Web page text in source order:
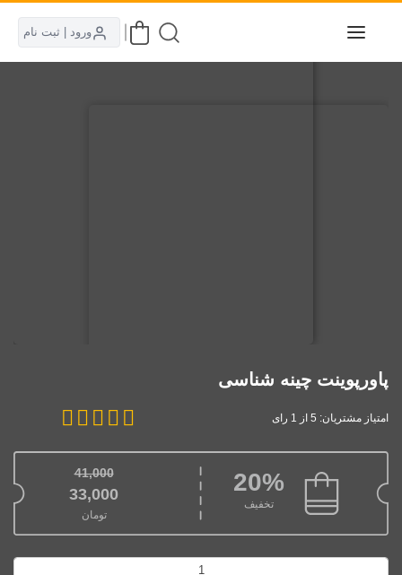
ورود | ثبت نام
پاورپوینت چینه شناسی
امتیاز مشتریان: 5 از 1 رای
20%
تخفیف
41,000
قیمت اصلی: 41,000تومان بود.
33,000
تومان
قیمت فعلی: 33,000تومان.